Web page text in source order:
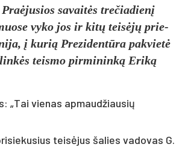
sa­vaitės tre­čia­dienį
vy­ko jos ir kitų teisėjų prie­
į ku­rią Pre­zi­dentū­ra pa­kvietė
teis­mo pir­mi­ninką Eriką
„Tai vienas apmaudžiausių
teisė­jus ša­lies va­do­vas G.